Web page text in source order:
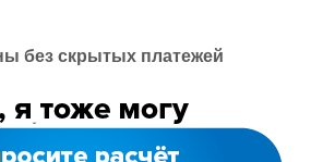
без скрытых платежей